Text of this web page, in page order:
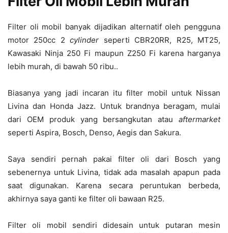
Filter oli mobil banyak dijadikan alternatif oleh pengguna
motor 250cc 2cylinder seperti CBR20RR, R25, MT25,
Kawasaki Ninja 250 Fi maupun Z250 Fi karena harganya
lebih murah, di bawah 50 ribu..
Biasanya yang jadi incaran itu filter mobil untuk Nissan
Livina dan Honda Jazz. Untuk brandnya beragam, mulai
dari OEM produk yang bersangkutan atau aftermarket
seperti Aspira, Bosch, Denso, Aegis dan Sakura.
Saya sendiri pernah pakai filter oli dari Bosch yang
sebenernya untuk Livina, tidak ada masalah apapun pada
saat digunakan. Karena secara peruntukan berbeda,
akhirnya saya ganti ke filter oli bawaan R25.
Filter oli mobil sendiri didesain untuk putaran mesin